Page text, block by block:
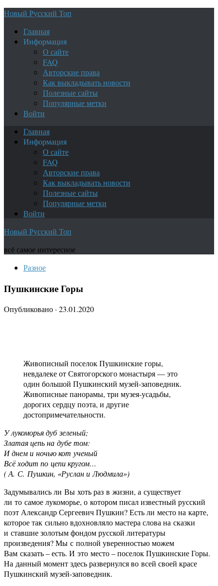
Новый Русский Топ
Главная
Информация
О сайте
FAQ
Авторские права
Как выкладывать новости
Полезные сайты
Популярные метки
Войти
Главная
Информация
О сайте
FAQ
Авторские права
Как выкладывать новости
Полезные сайты
Популярные метки
Войти
Новый Русский Топ
всё самое интересное
Разное
Пушкинские Горы
Опубликовано · 23.01.2020
Живописный поселок Пушкинские горы,
невдалеке от Святогорского монастыря — это
один большой Пушкинский музей-заповедник.
Живописные панорамы, три музея-усадьбы,
дорогих сердцу поэта, и другие
достопримечательности.
У лукоморья дуб зеленый;
Златая цепь на дубе том:
И днем и ночью кот ученый
Всё ходит по цепи кругом…
( А. С. Пушкин, «Руслан и Людмила»)
Задумывались ли Вы хоть раз в жизни, а существует
ли то самое лукоморье, о котором писал известный русский
поэт Александр Сергеевич Пушкин? Есть ли место на карте,
которое так сильно вдохновляло мастера слова на сказки
и ставшие золотым фондом русской литературы
произведения? Мы с полной уверенностью можем
Вам сказать – есть. И это место – поселок Пушкинские Горы.
На данный момент здесь развернулся во всей своей красе
Пушкинский музей-заповедник.